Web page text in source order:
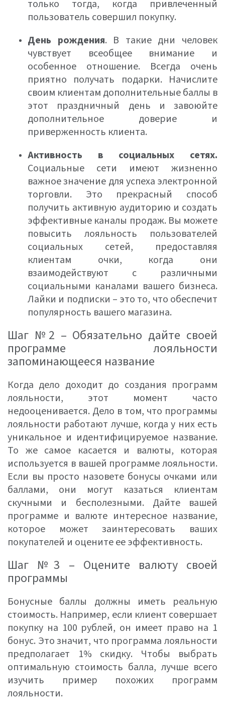
только тогда, когда привлеченный
пользователь совершил покупку.
День рождения. В такие дни человек
чувствует всеобщее внимание и
особенное отношение. Всегда очень
приятно получать подарки. Начислите
своим клиентам дополнительные баллы в
этот праздничный день и завоюйте
дополнительное доверие и
приверженность клиента.
Активность в социальных сетях.
Социальные сети имеют жизненно
важное значение для успеха электронной
торговли. Это прекрасный способ
получить активную аудиторию и создать
эффективные каналы продаж. Вы можете
повысить лояльность пользователей
социальных сетей, предоставляя
клиентам очки, когда они
взаимодействуют с различными
социальными каналами вашего бизнеса.
Лайки и подписки – это то, что обеспечит
популярность вашего магазина.
Шаг №2 – Обязательно дайте своей
программе лояльности
запоминающееся название
Когда дело доходит до создания программ
лояльности, этот момент часто
недооценивается. Дело в том, что программы
лояльности работают лучше, когда у них есть
уникальное и идентифицируемое название.
То же самое касается и валюты, которая
используется в вашей программе лояльности.
Если вы просто назовете бонусы очками или
баллами, они могут казаться клиентам
скучными и бесполезными. Дайте вашей
программе и валюте интересное название,
которое может заинтересовать ваших
покупателей и оцените ее эффективность.
Шаг №3 – Оцените валюту своей
программы
Бонусные баллы должны иметь реальную
стоимость. Например, если клиент совершает
покупку на 100 рублей, он имеет право на 1
бонус. Это значит, что программа лояльности
предполагает 1% скидку. Чтобы выбрать
оптимальную стоимость балла, лучше всего
изучить пример похожих программ
лояльности.